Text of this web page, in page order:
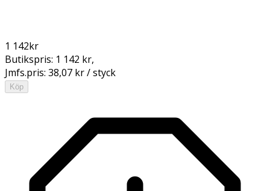
1 142kr
Butikspris: 1 142 kr,
Jmfs.pris: 38,07 kr / styck
Köp